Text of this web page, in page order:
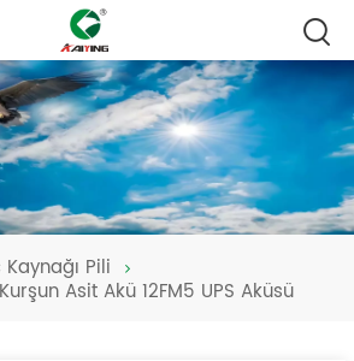
Pili
Asit Akü 12FM5 UPS Aküsü